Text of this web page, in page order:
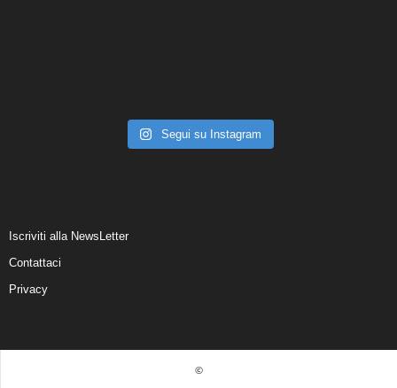
Segui su Instagram
Iscriviti alla NewsLetter
Contattaci
Privacy
©